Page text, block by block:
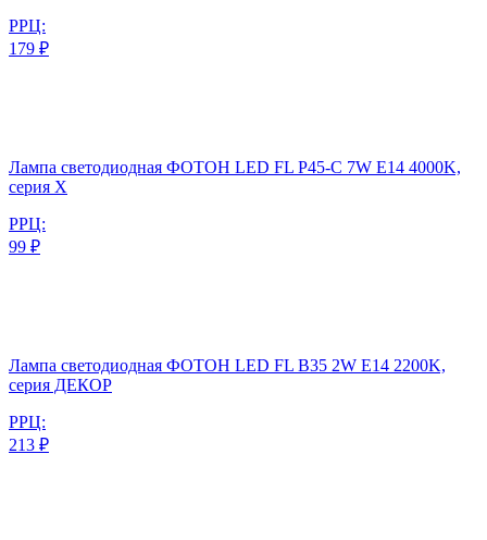
РРЦ:
179 ₽
Лампа светодиодная ФОТОН LED FL P45-C 7W E14 4000K,
серия Х
РРЦ:
99 ₽
Лампа светодиодная ФОТОН LED FL B35 2W E14 2200K,
серия ДЕКОР
РРЦ:
213 ₽